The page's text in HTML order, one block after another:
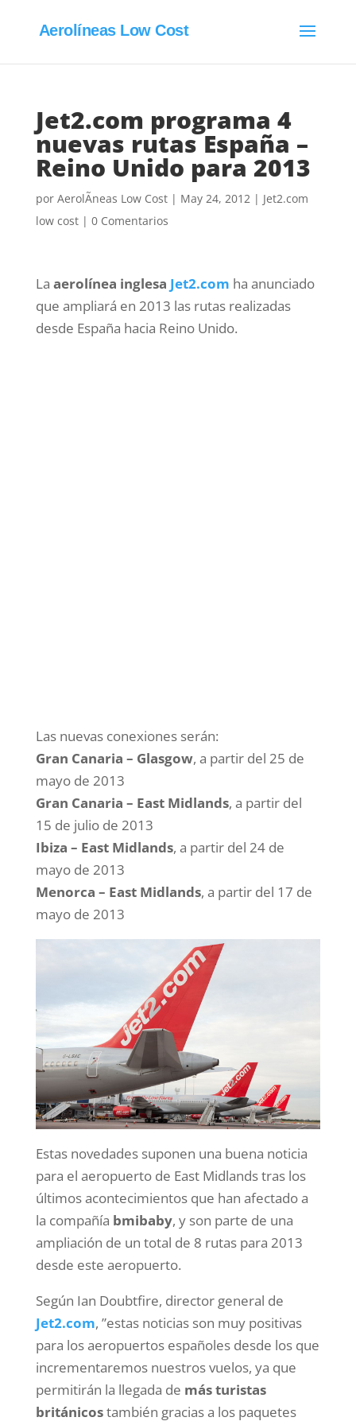
Aerolíneas Low Cost
Jet2.com programa 4
nuevas rutas España –
Reino Unido para 2013
por AerolÃ­neas Low Cost| May 24, 2012| Jet2.com
low cost| 0 Comentarios
La aerolínea inglesa Jet2.com ha anunciado
que ampliará en 2013 las rutas realizadas
desde España hacia Reino Unido.
Las nuevas conexiones serán:
Gran Canaria – Glasgow, a partir del 25 de
mayo de 2013
Gran Canaria – East Midlands, a partir del
15 de julio de 2013
Ibiza – East Midlands, a partir del 24 de
mayo de 2013
Menorca – East Midlands, a partir del 17 de
mayo de 2013
Estas novedades suponen una buena noticia
para el aeropuerto de East Midlands tras los
últimos acontecimientos que han afectado a
la compañía bmibaby, y son parte de una
ampliación de un total de 8 rutas para 2013
desde este aeropuerto.
Según Ian Doubtfire, director general de
Jet2.com, ”estas noticias son muy positivas
para los aeropuertos españoles desde los que
incrementaremos nuestros vuelos, ya que
permitirán la llegada de más turistas
británicostambién gracias a los paquetes